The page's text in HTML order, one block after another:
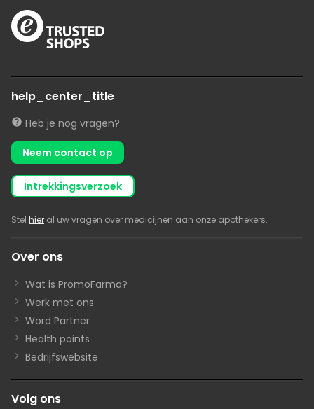
help_center_title
Heb je nog vragen?
Neem contact op
intrekkingsverzoek
Stel hier al uw vragen over medicijnen aan onze apothekers.
Over ons
Wat is PromoFarma?
Werk met ons
Word Partner
Health points
Bedrijfswebsite
Volg ons